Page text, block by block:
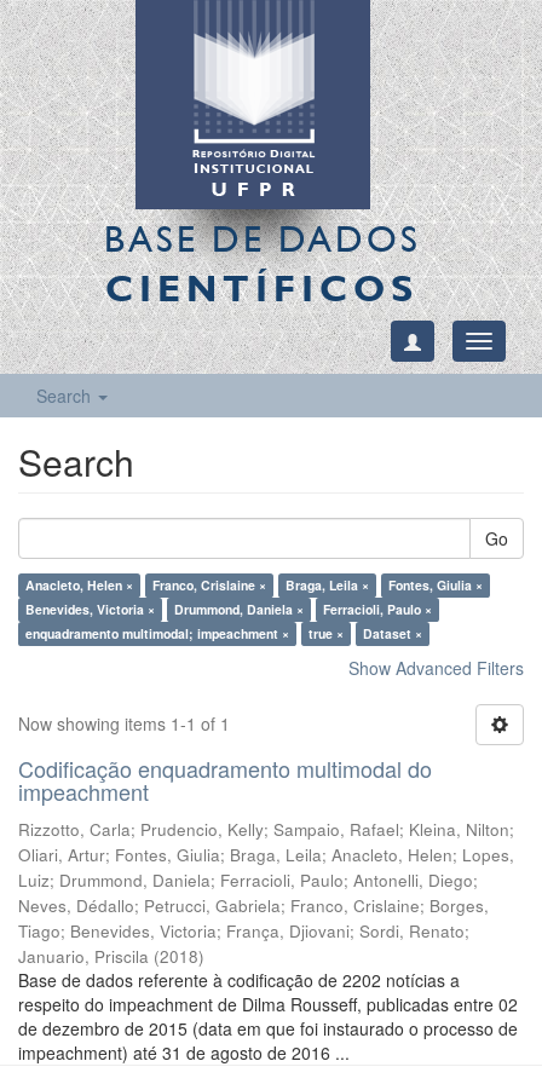
BASE DE DADOS
CIENTÍFICOS
Toggle
Search
Search
Go
Anacleto, Helen × Franco, Crislaine × Braga, Leila ×
Fontes, Giulia ×
Benevides, Victoria ×
Drummond, Daniela ×
Ferracioli, Paulo ×
enquadramento multimodal; impeachment ×
true × Dataset ×
Show Advanced Filters
Now showing items 1-1 of 1
Codificação enquadramento multimodal do
impeachment
Rizzotto, Carla; Prudencio, Kelly; Sampaio, Rafael; Kleina, Nilton;
Oliari, Artur; Fontes, Giulia; Braga, Leila; Anacleto, Helen; Lopes,
Luiz; Drummond, Daniela; Ferracioli, Paulo; Antonelli, Diego;
Neves, Dédallo; Petrucci, Gabriela; Franco, Crislaine; Borges,
Tiago; Benevides, Victoria; França, Djiovani; Sordi, Renato;
Januario, Priscila (2018)
Base de dados referente à codificação de 2202 notícias a
respeito do impeachment de Dilma Rousseff, publicadas entre 02
de dezembro de 2015 (data em que foi instaurado o processo de
impeachment) até 31 de agosto de 2016 ...